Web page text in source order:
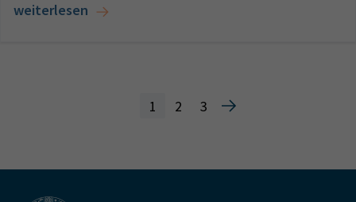
weiterlesen
1 2 3